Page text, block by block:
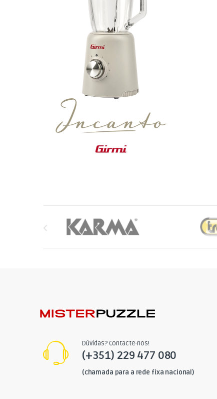
Brands Carousel
Dúvidas? Contacte-nos!
(+351) 229 477 080
(chamada para a rede fixa nacional)